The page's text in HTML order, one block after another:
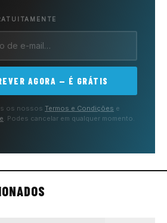
AGORA — É GRÁTIS
os nossos Termos e Condições e
. Podes cancelar em qualquer momento.